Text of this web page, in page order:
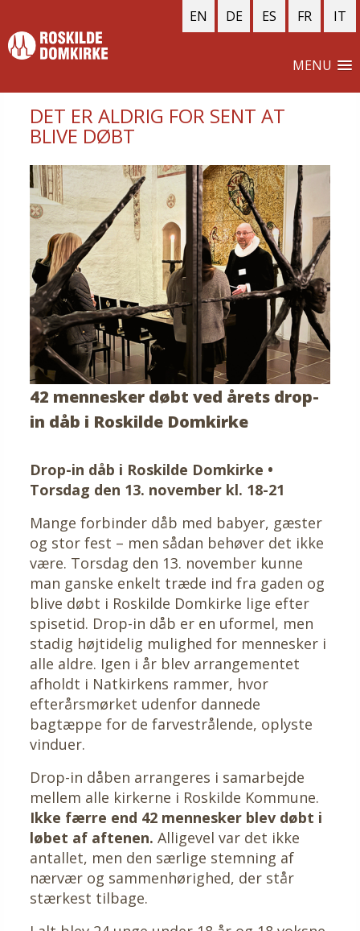
IT
FR
ES
DE
EN
MENU
DET ER ALDRIG FOR SENT AT
BLIVE DØBT
42 mennesker døbt ved årets drop-
in dåb i Roskilde Domkirke
Drop-in dåb i Roskilde Domkirke •
Torsdag den 13. november kl. 18-21
Mange forbinder dåb med babyer, gæster
og stor fest – men sådan behøver det ikke
være. Torsdag den 13. november kunne
man ganske enkelt træde ind fra gaden og
blive døbt i Roskilde Domkirke lige efter
spisetid. Drop-in dåb er en uformel, men
stadig højtidelig mulighed for mennesker i
alle aldre. Igen i år blev arrangementet
afholdt i Natkirkens rammer, hvor
efterårsmørket udenfor dannede
bagtæppe for de farvestrålende, oplyste
vinduer.
Drop-in dåben arrangeres i samarbejde
mellem alle kirkerne i Roskilde Kommune.
Ikke færre end 42 mennesker blev døbt i
løbet af aftenen. Alligevel var det ikke
antallet, men den særlige stemning af
nærvær og sammenhørighed, der står
stærkest tilbage.